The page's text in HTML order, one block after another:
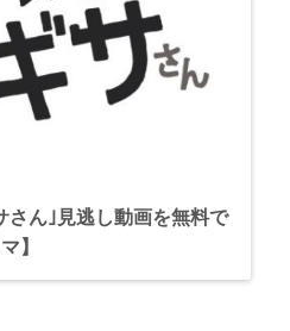
さん｣見逃し動画を無料で
】